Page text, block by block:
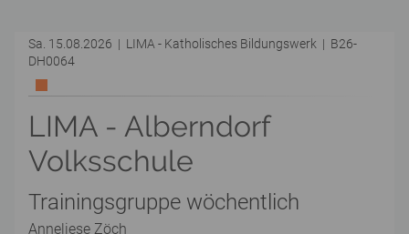
Sa. 15.08.2026 | LIMA - Katholisches Bildungswerk | B26-
DH0064
LIMA - Alberndorf
Volksschule
Trainingsgruppe wöchentlich
Anneliese Zöch